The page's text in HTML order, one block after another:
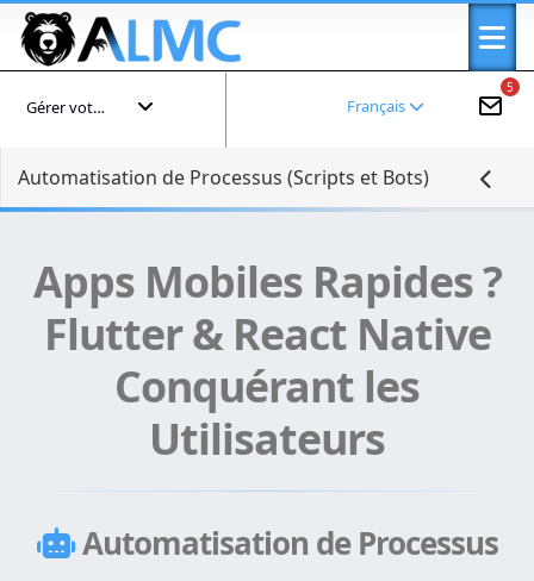
5
Français
Gérer votre compte
Automatisation de Processus (Scripts et Bots)
Apps Mobiles Rapides ?
Flutter & React Native
Conquérant les
Utilisateurs
Automatisation de Processus